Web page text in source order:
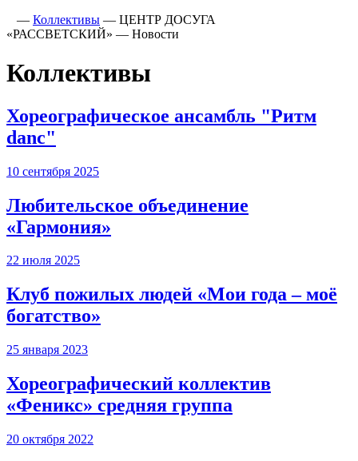
— Коллективы — ЦЕНТР ДОСУГА
«РАССВЕТСКИЙ» — Новости
Коллективы
Хореографическое ансамбль "Ритм
danc"
10 сентября 2025
Любительское объединение
«Гармония»
22 июля 2025
Клуб пожилых людей «Мои года – моё
богатство»
25 января 2023
Хореографический коллектив
«Феникс» средняя группа
20 октября 2022